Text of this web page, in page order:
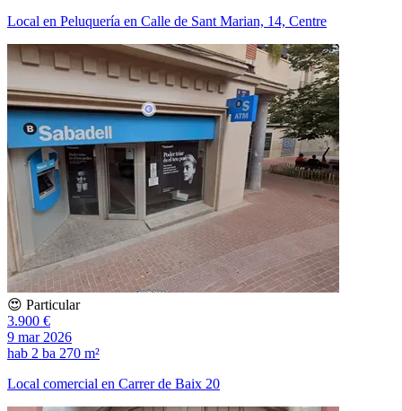
Local en Peluquería en Calle de Sant Marian, 14, Centre
😍 Particular
3.900 €
9 mar 2026
hab 2 ba 270 m²
Local comercial en Carrer de Baix 20